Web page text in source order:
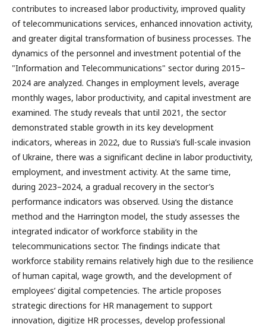
contributes to increased labor productivity, improved quality
of telecommunications services, enhanced innovation activity,
and greater digital transformation of business processes. The
dynamics of the personnel and investment potential of the
"Information and Telecommunications" sector during 2015–
2024 are analyzed. Changes in employment levels, average
monthly wages, labor productivity, and capital investment are
examined. The study reveals that until 2021, the sector
demonstrated stable growth in its key development
indicators, whereas in 2022, due to Russia’s full-scale invasion
of Ukraine, there was a significant decline in labor productivity,
employment, and investment activity. At the same time,
during 2023–2024, a gradual recovery in the sector’s
performance indicators was observed. Using the distance
method and the Harrington model, the study assesses the
integrated indicator of workforce stability in the
telecommunications sector. The findings indicate that
workforce stability remains relatively high due to the resilience
of human capital, wage growth, and the development of
employees’ digital competencies. The article proposes
strategic directions for HR management to support
innovation, digitize HR processes, develop professional